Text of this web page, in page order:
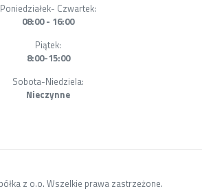
Poniedziałek- Czwartek:
08:00 - 16:00
Piątek:
8:00-15:00
Sobota-Niedziela:
Nieczynne
z o.o. Wszelkie prawa zastrzeżone.